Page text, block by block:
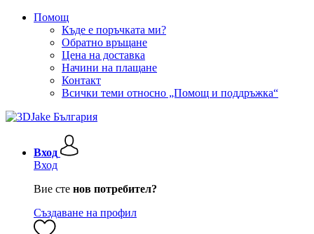
Помощ
Къде е поръчката ми?
Обратно връщане
Цена на доставка
Начини на плащане
Контакт
Всички теми относно „Помощ и поддръжка“
Вход
Вход
Вие сте нов потребител?
Създаване на профил